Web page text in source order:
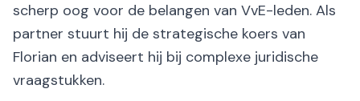
scherp oog voor de belangen van VvE-leden. Als
partner stuurt hij de strategische koers van
Florian en adviseert hij bij complexe juridische
vraagstukken.